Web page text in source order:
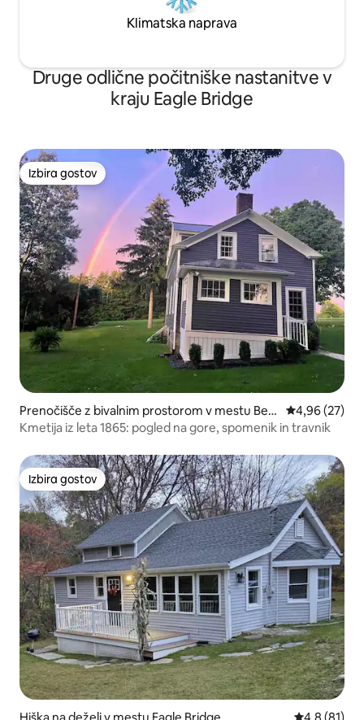
Klimatska naprava
Druge odlične počitniške nastanitve v
kraju Eagle Bridge
Izbira gostov
Izbira gostov
Prenočišče z bivalnim prostorom v mestu Ben
nington
Povprečna
4,96 (27)
Kmetija iz leta 1865: pogled na gore, spomenik in travnik
Izbira gostov
Izbira gostov